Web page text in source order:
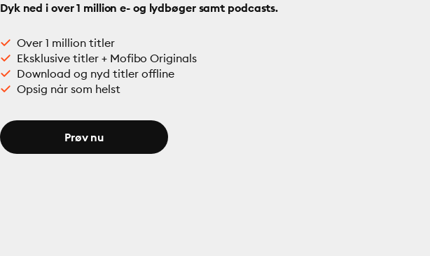
Dyk ned i over 1 million e- og lydbøger samt podcasts.
Over 1 million titler
Eksklusive titler + Mofibo Originals
Download og nyd titler offline
Opsig når som helst
Prøv nu